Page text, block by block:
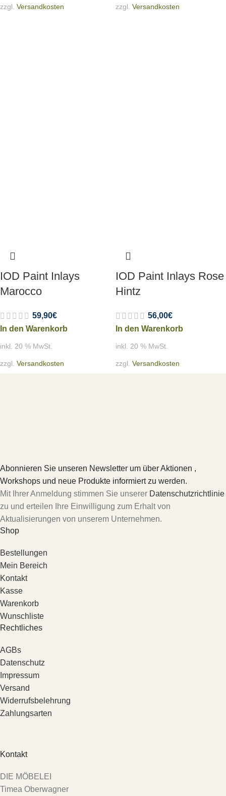
zzgl. Versandkosten zzgl. Versandkosten
IOD Paint Inlays
Marocco
59,90€
In den Warenkorb
inkl. 20 % MwSt.
zzgl. Versandkosten
IOD Paint Inlays Rose
Hintz
56,00€
In den Warenkorb
inkl. 20 % MwSt.
zzgl. Versandkosten
Abonnieren Sie unseren Newsletter um über Aktionen ,
Workshops und neue Produkte informiert zu werden.
Mit Ihrer Anmeldung stimmen Sie unserer Datenschutzrichtlinie
zu und erteilen Ihre Einwilligung zum Erhalt von
Aktualisierungen von unserem Unternehmen.
Shop
Bestellungen
Mein Bereich
Kontakt
Kasse
Warenkorb
Wunschliste
Rechtliches
AGBs
Datenschutz
Impressum
Versand
Widerrufsbelehrung
Zahlungsarten
Kontakt
DIE MÖBELEI
Timea Oberwagner